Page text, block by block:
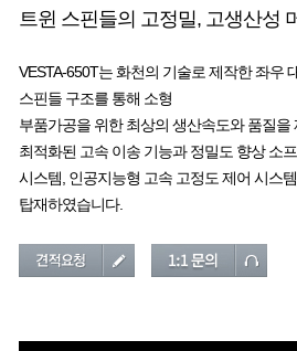
트윈 스핀들의 고정밀, 고생산성
VESTA-650T는 화천의 기술로 제작한 좌우
스핀들 구조를 통해 소형
부품가공을 위한 최상의 생산속도와 품질을
최적화된 고속 이송 기능과 정밀도 향상 소
시스템, 인공지능형 고속 고정도 제어 시스
탑재하였습니다.